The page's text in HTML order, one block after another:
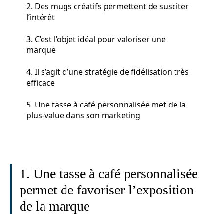
2. Des mugs créatifs permettent de susciter
l’intérêt
3. C’est l’objet idéal pour valoriser une
marque
4. Il s’agit d’une stratégie de fidélisation très
efficace
5. Une tasse à café personnalisée met de la
plus-value dans son marketing
1. Une tasse à café personnalisée
permet de favoriser l’exposition
de la marque